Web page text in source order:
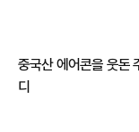
중국산 에어콘을 웃돈
디